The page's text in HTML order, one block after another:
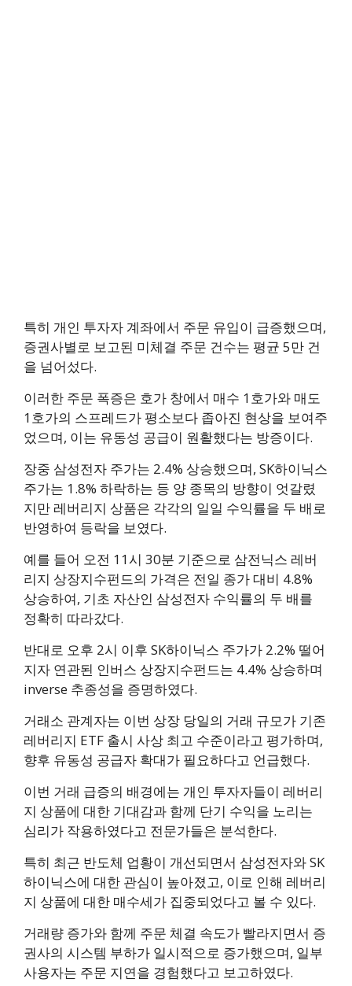
특히 개인 투자자 계좌에서 주문 유입이 급증했으며,
증권사별로 보고된 미체결 주문 건수는 평균 5만 건
을 넘어섰다.
이러한 주문 폭증은 호가 창에서 매수 1호가와 매도
1호가의 스프레드가 평소보다 좁아진 현상을 보여주
었으며, 이는 유동성 공급이 원활했다는 방증이다.
장중 삼성전자 주가는 2.4% 상승했으며, SK하이닉스
주가는 1.8% 하락하는 등 양 종목의 방향이 엇갈렸
지만 레버리지 상품은 각각의 일일 수익률을 두 배로
반영하여 등락을 보였다.
예를 들어 오전 11시 30분 기준으로 삼전닉스 레버
리지 상장지수펀드의 가격은 전일 종가 대비 4.8%
상승하여, 기초 자산인 삼성전자 수익률의 두 배를
정확히 따라갔다.
반대로 오후 2시 이후 SK하이닉스 주가가 2.2% 떨어
지자 연관된 인버스 상장지수펀드는 4.4% 상승하며
inverse 추종성을 증명하였다.
거래소 관계자는 이번 상장 당일의 거래 규모가 기존
레버리지 ETF 출시 사상 최고 수준이라고 평가하며,
향후 유동성 공급자 확대가 필요하다고 언급했다.
이번 거래 급증의 배경에는 개인 투자자들이 레버리
지 상품에 대한 기대감과 함께 단기 수익을 노리는
심리가 작용하였다고 전문가들은 분석한다.
특히 최근 반도체 업황이 개선되면서 삼성전자와 SK
하이닉스에 대한 관심이 높아졌고, 이로 인해 레버리
지 상품에 대한 매수세가 집중되었다고 볼 수 있다.
거래량 증가와 함께 주문 체결 속도가 빨라지면서 증
권사의 시스템 부하가 일시적으로 증가했으며, 일부
사용자는 주문 지연을 경험했다고 보고하였다.